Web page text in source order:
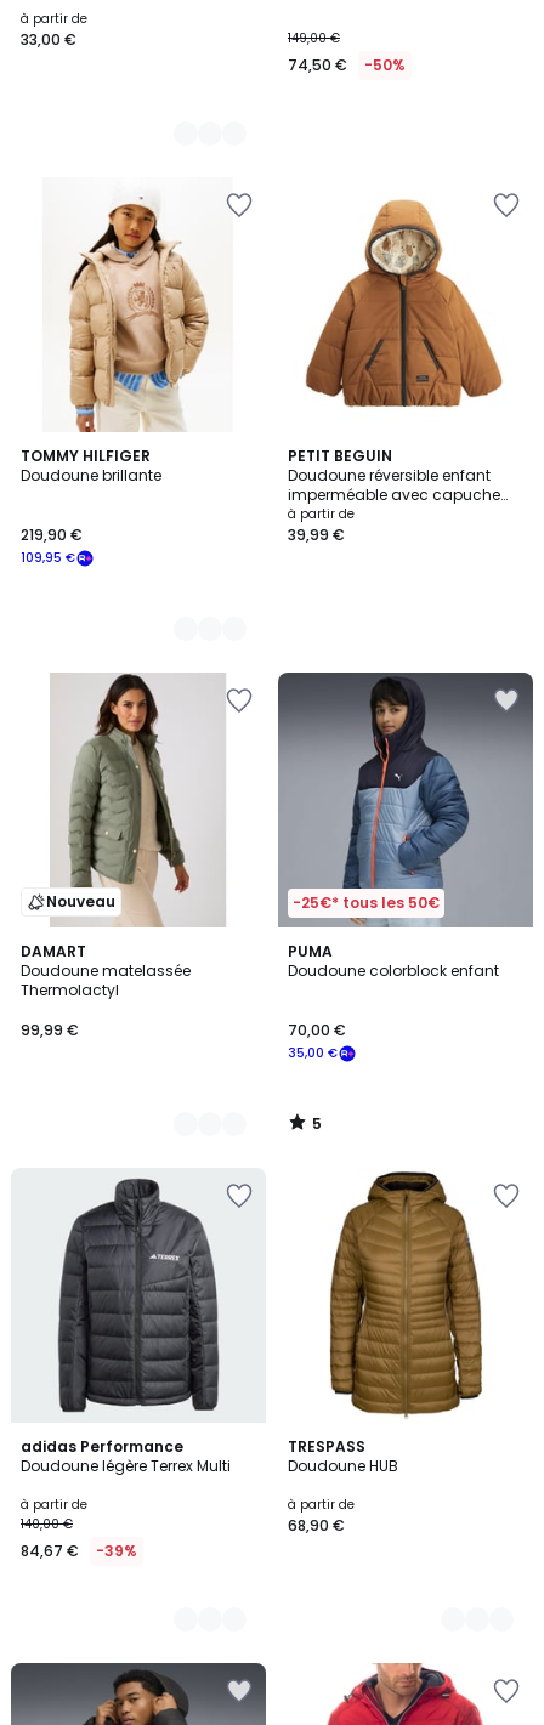
à partir de
33,00 € 149,00 €
74,50 € -50%
TOMMY HILFIGER
Doudoune brillante
109,95 €
219,90 €
2
Couleurs
PETIT BEGUIN
Doudoune réversible enfant
imperméable avec capuche
Constellation
à partir de
39,99 €
Nouveau
DAMART
Doudoune matelassée
Thermolactyl
99,99 €
2
Couleurs
-25€* tous les 50€
PUMA
Doudoune colorblock enfant
35,00 €
70,00 €
5
/
5
/
adidas Performance
Doudoune légère Terrex Multi
à partir de
140,00 €
84,67 € -39%
2
Couleurs
TRESPASS
Doudoune HUB
à partir de
68,90 €
2
Couleurs